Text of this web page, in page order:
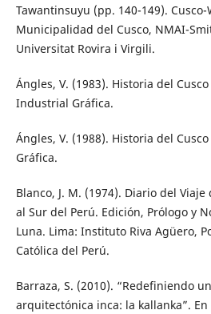
Tawantinsuyu (pp. 140-149).
Municipalidad del Cusco, NMAI-
Universitat Rovira i Virgili.
Ángles, V. (1983). Historia del
Industrial Gráfica.
Ángles, V. (1988). Historia del
Gráfica.
Blanco, J. M. (1974). Diario del
al Sur del Perú. Edición, Prólogo y
Luna. Lima: Instituto Riva Agüero,
Católica del Perú.
Barraza, S. (2010). “Redefiniendo
arquitectónica inca: la kallanka”.